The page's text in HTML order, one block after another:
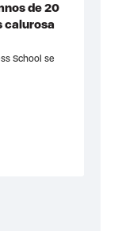
de 20
calurosa
School se